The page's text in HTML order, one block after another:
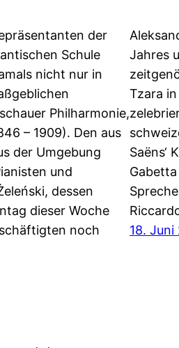
der
Schule
nicht nur in
Philharmonie,
– 1909). Den aus
der Umgebung
und
dessen
dieser Woche
noch
Jahres
Tzara
Saëns‘
18. Juni